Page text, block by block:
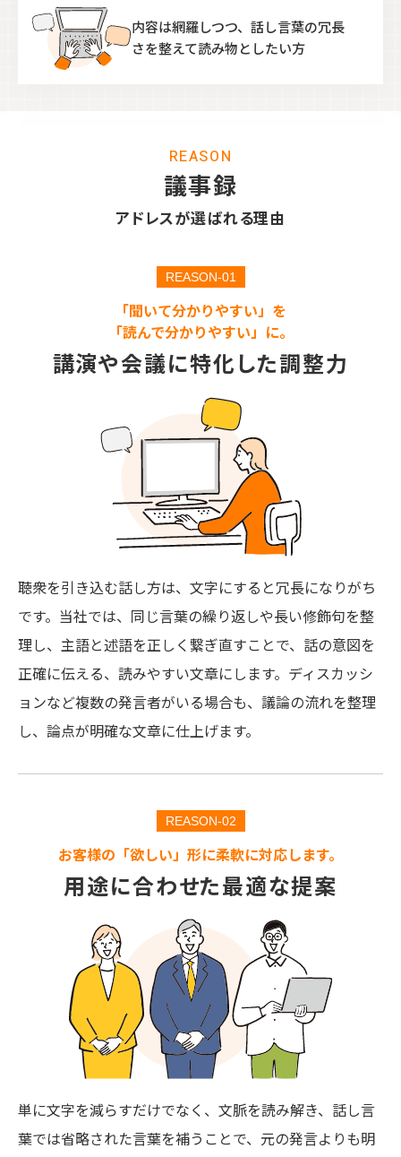
内容は網羅しつつ、 話し言葉の冗長
さを整えて読み物としたい方
REASON
議事録
アドレスが選ばれる理由
REASON-01
「聞いて分かりやすい」を
「読んで分かりやすい」に。
講演や会議に特化した調整力
聴衆を引き込む話し方は、文字にすると冗長になりがち
です。当社では、同じ言葉の繰り返しや長い修飾句を整
理し、主語と述語を正しく繋ぎ直すことで、話の意図を
正確に伝える、読みやすい文章にします。ディスカッシ
ョンなど複数の発言者がいる場合も、議論の流れを整理
し、論点が明確な文章に仕上げます。
REASON-02
お客様の「欲しい」形に柔軟に対応します。
用途に合わせた最適な提案
単に文字を減らすだけでなく、文脈を読み解き、話し言
葉では省略された言葉を補うことで、元の発言よりも明